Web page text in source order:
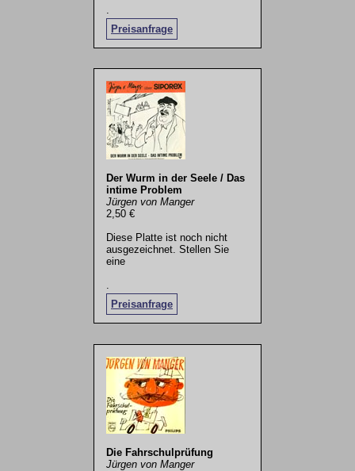
Preisanfrage
Der Wurm in der Seele / Das
intime Problem
Jürgen von Manger
2,50 €
Diese Platte ist noch nicht
ausgezeichnet. Stellen Sie
eine
Preisanfrage
.
Die Fahrschulprüfung
Jürgen von Manger